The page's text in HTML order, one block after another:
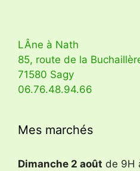
LÂne à Nath
85, route de la
71580 Sagy
06.76.48.94.66
Mes marchés
Dimanche 2 août de 9H